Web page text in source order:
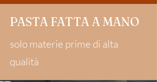
PASTA FATTA A MANO
solo materie prime di alta
qualità